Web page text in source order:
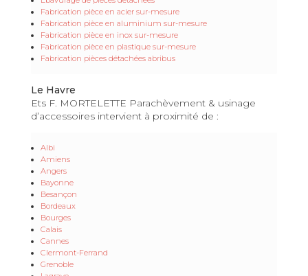
Fabrication pièce en acier sur-mesure
Fabrication pièce en aluminium sur-mesure
Fabrication pièce en inox sur-mesure
Fabrication pièce en plastique sur-mesure
Fabrication pièces détachées abribus
Le Havre
Ets F. MORTELETTE Parachèvement & usinage
d’accessoires intervient à proximité de :
Albi
Amiens
Angers
Bayonne
Besançon
Bordeaux
Bourges
Calais
Cannes
Clermont-Ferrand
Grenoble